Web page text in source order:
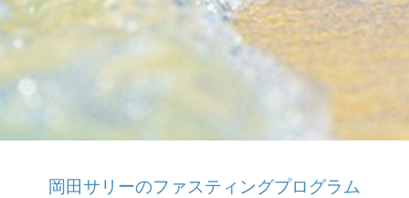
岡田サリーのファスティングプログラム